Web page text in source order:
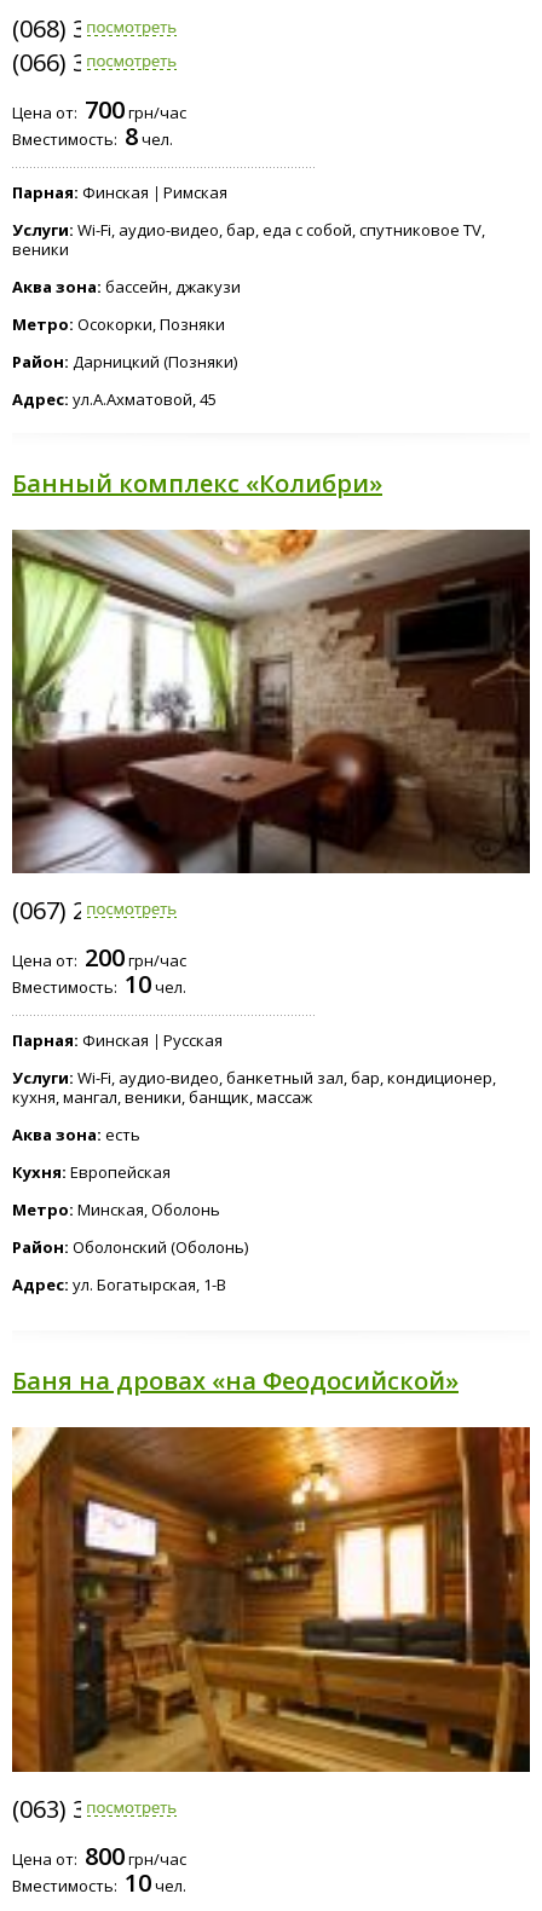
(068) 331-4141
(066) 331-4141
Цена от: 700грн/час
Вместимость: 8чел.
Парная: Финская
Римская
Услуги: Wi-Fi, аудио-видео, бар, еда с собой, спутниковое TV,
веники
Аква зона: бассейн, джакузи
Метро: Осокорки, Позняки
Район: Дарницкий (Позняки)
Адрес: ул.А.Ахматовой, 45
Банный комплекс «Колибри»
(067) 255-0777
Цена от: 200грн/час
Вместимость: 10чел.
Парная: Финская
Русская
Услуги: Wi-Fi, аудио-видео, банкетный зал, бар, кондиционер,
кухня, мангал, веники, банщик, массаж
Аква зона: есть
Кухня: Европейская
Метро: Минская, Оболонь
Район: Оболонский (Оболонь)
Адрес: ул. Богатырская, 1-В
Баня на дровах «на Феодосийской»
(063) 371-8088
Цена от: 800грн/час
Вместимость: 10чел.